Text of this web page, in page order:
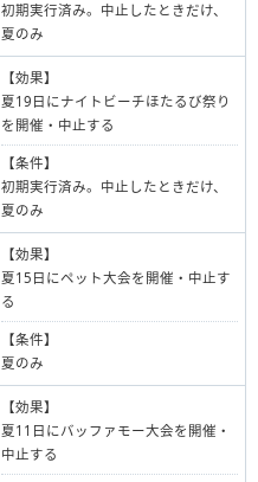
初期実行済み。中止したときだけ、
夏のみ
【効果】
夏19日にナイトビーチほたるび祭り
を開催・中止する
【条件】
初期実行済み。中止したときだけ、
夏のみ
【効果】
夏15日にペット大会を開催・中止す
る
【条件】
夏のみ
【効果】
夏11日にバッファモー大会を開催・
中止する